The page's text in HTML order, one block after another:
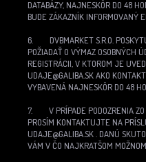
DATABÁZY, NAJNESKÔR DO 48
BUDE ZÁKAZNÍK INFORMOVANÝ
6. DVBMARKET S.R.O.
POŽIADAŤ O VÝMAZ OSOBNÝCH
REGISTRÁCII, V KTOROM JE
UDAJE@GALIBA.SK AKO
VYBAVENÁ NAJNESKÔR DO 48
7. V PRÍPADE PODOZRENIA ZO
PROSÍM KONTAKTUJTE NA
UDAJE@GALIBA.SK . DANÚ
VÁM V ČO NAJKRATŠOM